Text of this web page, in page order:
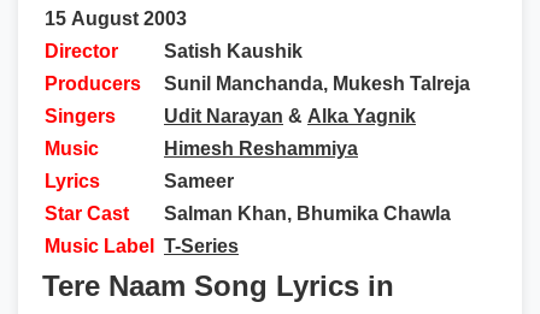
15 August 2003
Director
Satish Kaushik
Producers
Sunil Manchanda, Mukesh Talreja
Singers
Udit Narayan & Alka Yagnik
Music
Himesh Reshammiya
Lyrics
Sameer
Star Cast
Salman Khan, Bhumika Chawla
Music Label
T-Series
Tere Naam Song Lyrics in